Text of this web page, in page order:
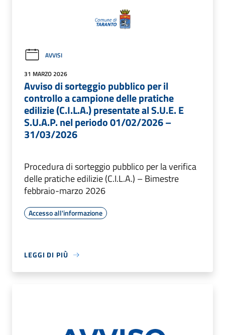
AVVISI
31 MARZO 2026
Avviso di sorteggio pubblico per il
controllo a campione delle pratiche
edilizie (C.I.L.A.) presentate al S.U.E. E
S.U.A.P. nel periodo 01/02/2026 –
31/03/2026
Procedura di sorteggio pubblico per la verifica
delle pratiche edilizie (C.I.L.A.) – Bimestre
febbraio-marzo 2026
Accesso all'informazione
LEGGI DI PIÙ